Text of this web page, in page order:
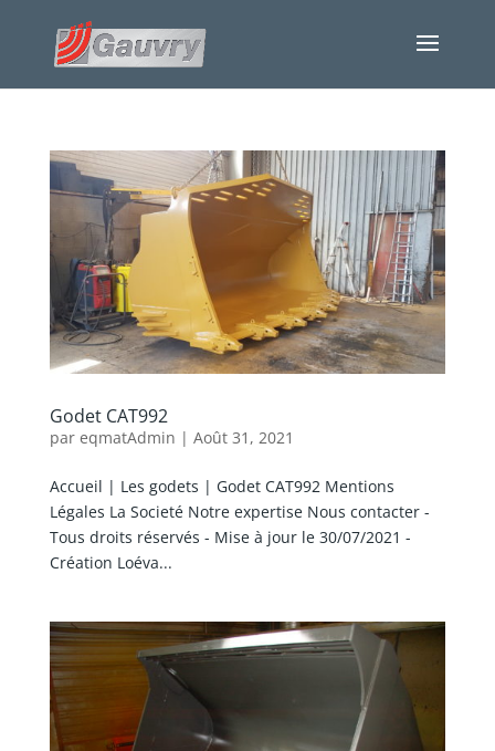
Godet CAT992
par eqmatAdmin | Août 31, 2021
Accueil | Les godets | Godet CAT992 Mentions
Légales La Societé Notre expertise Nous contacter -
Tous droits réservés - Mise à jour le 30/07/2021 -
Création Loéva...